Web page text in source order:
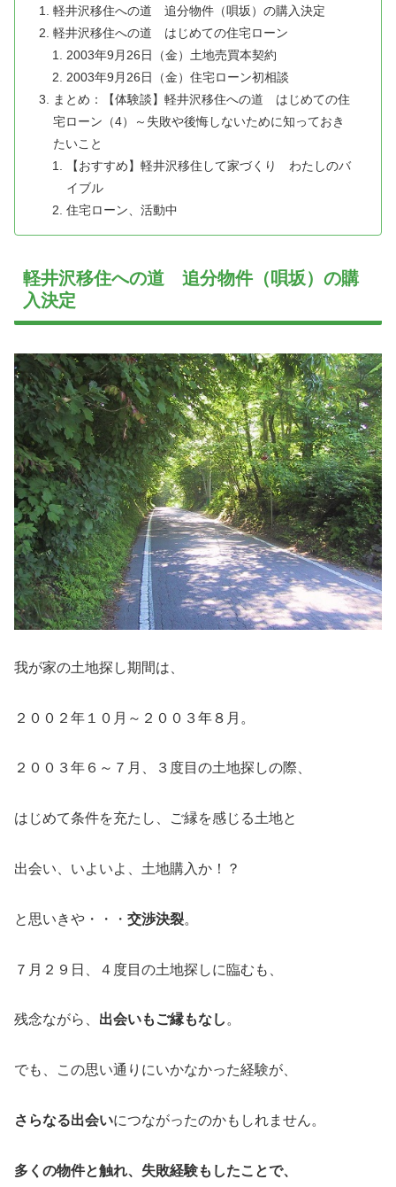
軽井沢移住への道 追分物件（唄坂）の購入決定
軽井沢移住への道 はじめての住宅ローン
2003年9月26日（金）土地売買本契約
2003年9月26日（金）住宅ローン初相談
まとめ：【体験談】軽井沢移住への道 はじめての住
宅ローン（4）～失敗や後悔しないために知っておき
たいこと
【おすすめ】軽井沢移住して家づくり わたしのバ
イブル
住宅ローン、活動中
軽井沢移住への道 追分物件（唄坂）の購
入決定
我が家の土地探し期間は、
２００２年１０月～２００３年８月。
２００３年６～７月、３度目の土地探しの際、
はじめて条件を充たし、ご縁を感じる土地と
出会い、いよいよ、土地購入か！？
と思いきや・・・ 交渉決裂。
７月２９日、４度目の土地探しに臨むも、
残念ながら、 出会いもご縁もなし 。
でも、この思い通りにいかなかった経験が、
さらなる出会いにつながったのかもしれません。
多くの物件と触れ、失敗経験もしたことで、